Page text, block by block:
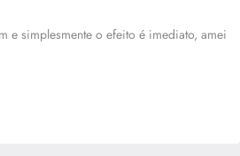
e simplesmente o efeito é imediato, amei